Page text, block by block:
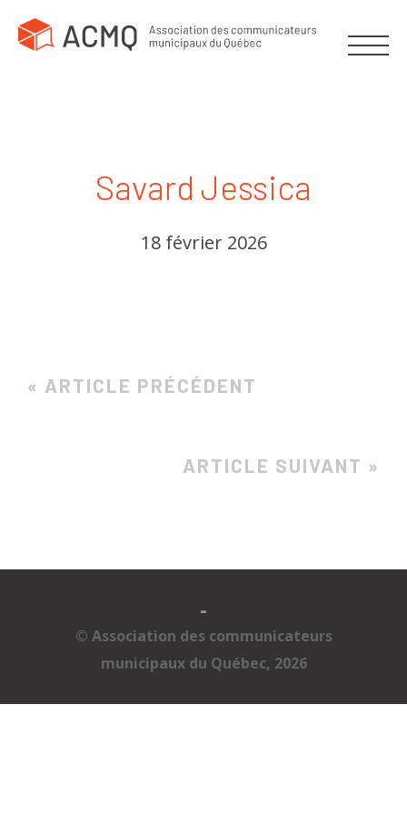
Savard Jessica
18 février 2026
« ARTICLE PRÉCÉDENT
ARTICLE SUIVANT »
-
© Association des communicateurs
municipaux du Québec, 2026